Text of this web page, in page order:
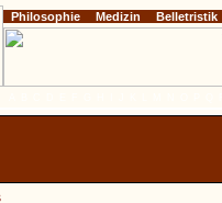
Philosophie Medizin Belletristik